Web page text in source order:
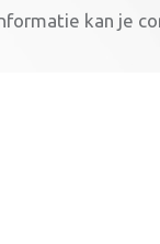
kan je